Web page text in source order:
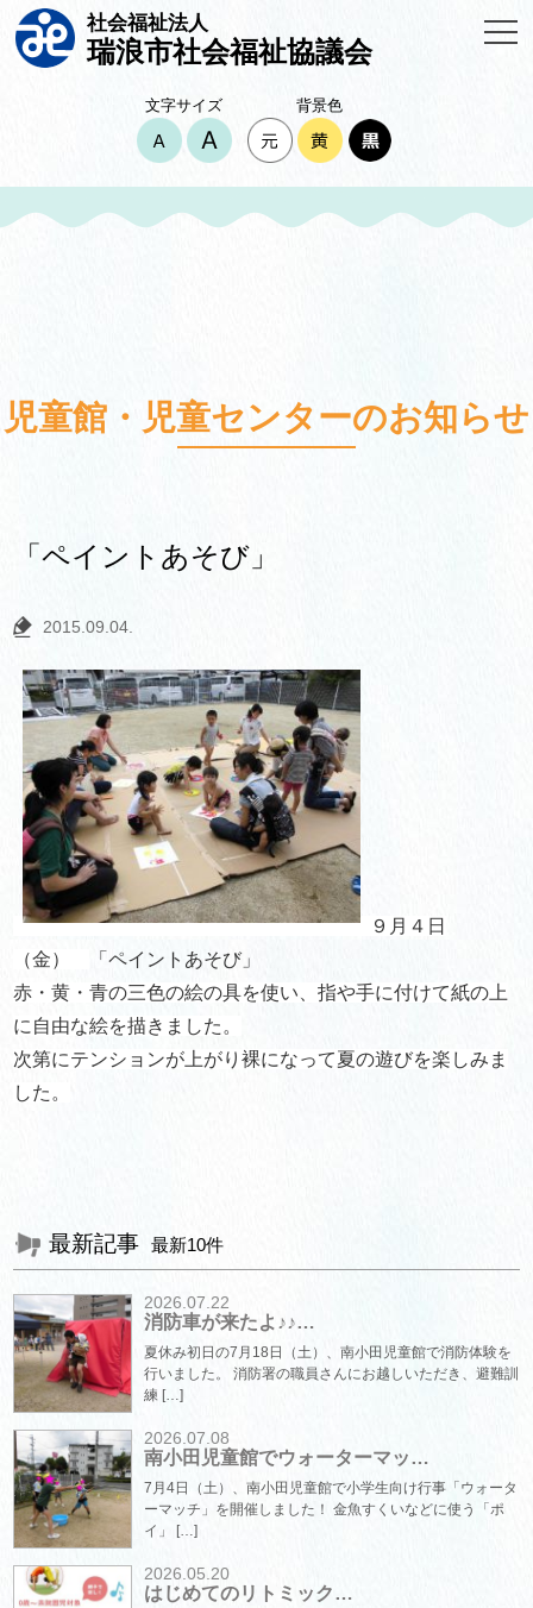
社会福祉法人
瑞浪市社会福祉協議会
文字サイズ 背景色
児童館・児童センターのお知らせ
「ペイントあそび」
2015.09.04.
９月４日
（金）
「ペイントあそび」
赤・黄・青の三色の絵の具を使い、指や手に付けて紙の上
に自由な絵を描きました。
次第にテンションが上がり裸になって夏の遊びを楽しみま
した。
最新記事 最新10件
2026.07.22
消防車が来たよ♪♪…
夏休み初日の7月18日（土）、南小田児童館で消防体験を
行いました。 消防署の職員さんにお越しいただき、避難訓
練 […]
2026.07.08
南小田児童館でウォーターマッ…
7月4日（土）、南小田児童館で小学生向け行事「ウォータ
ーマッチ」を開催しました！ 金魚すくいなどに使う「ポ
イ」 […]
2026.05.20
はじめてのリトミック…